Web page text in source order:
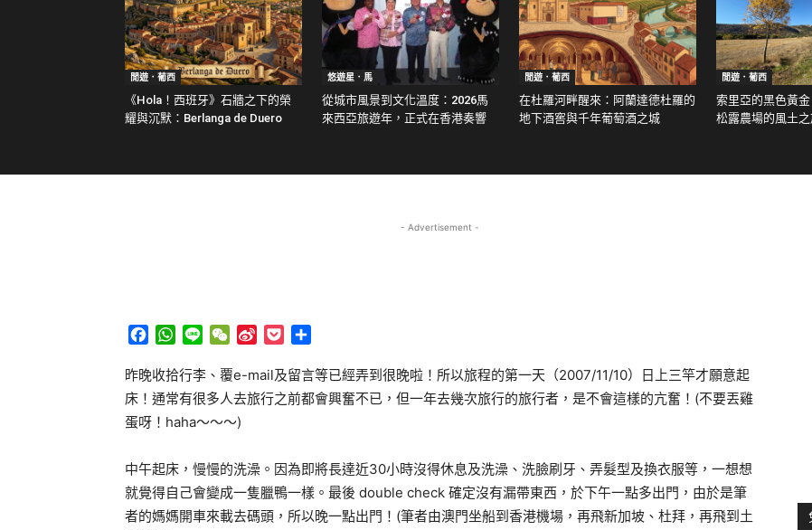
閒遊．葡西
《Hola！西班牙》石牆之下的榮
耀與沉默：Berlanga de Duero
悠遊星．馬
從城市風景到文化溫度：2026馬
來西亞旅遊年，正式在香港奏響
閒遊．葡西
在杜羅河畔醒來：阿蘭達德杜羅的
地下酒窖與千年葡萄酒之城
閒遊．葡西
索里亞的黑色黃
松露農場的風土
- Advertisement -
Facebook
WhatsApp
Line WeChat
Sina
Pocket
昨晚收拾行李、覆e-mail及留言等已經弄到很晚啦！所以旅程的第一天（2007/11/10）日上三竿才願意起
床！通常有很多人去旅行之前都會興奮不已，但一年去幾次旅行的旅行者，是不會這樣的亢奮！(不要丟雞
蛋呀！haha～～～)
中午起床，慢慢的洗澡。因為即將長達近30小時沒得休息及洗澡、洗臉刷牙、弄髮型及換衣服等，一想想
就覺得自己會變成一隻臘鴨一樣。最後 double check 確定沒有漏帶東西，於下午一點多出門，由於是筆
者的媽媽開車來載去碼頭，所以晚一點出門！(筆者由澳門坐船到香港機場，再飛新加坡、杜拜，再飛到土